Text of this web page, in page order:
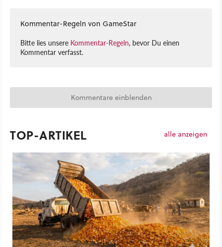
Kommentar-Regeln von GameStar
Bitte lies unsere Kommentar-Regeln, bevor Du einen
Kommentar verfasst.
Kommentare einblenden
TOP-ARTIKEL alle anzeigen